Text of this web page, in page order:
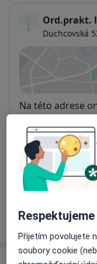
Ord.prakt.
Duchcovská
Dostupnost
Na této adrese
Způsoby platby
Na teto adrese
Detaily
Přijetím povolujete
soubory cookie